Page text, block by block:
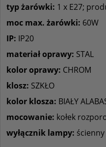
typ żarówki: 1 x E27;
moc max. żarówki: 60W
IP: IP20
materiał oprawy: STAL
kolor oprawy: CHROM
klosz: SZKŁO
kolor klosza: BIAŁY
mocowanie: kołek
wyłącznik lampy: ścienny